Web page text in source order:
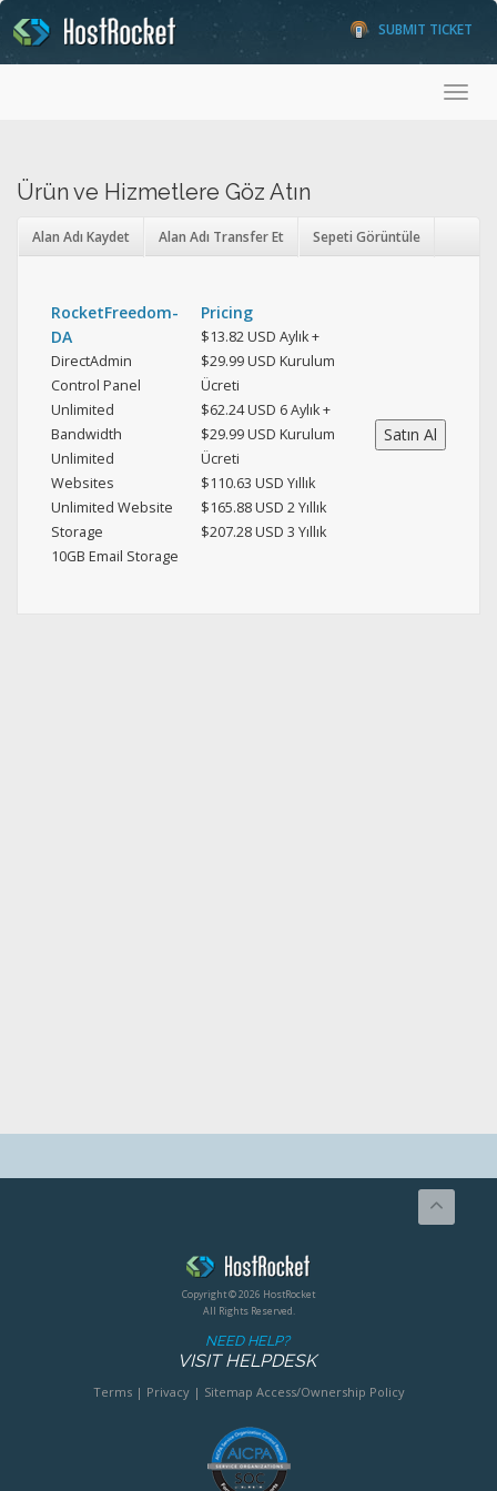
SUBMIT TICKET
Ürün ve Hizmetlere Göz Atın
Alan Adı Kaydet Alan Adı Transfer Et Sepeti Görüntüle
RocketFreedom-
DA
DirectAdmin
Control Panel
Unlimited
Bandwidth
Unlimited
Websites
Unlimited Website
Storage
10GB Email Storage
Pricing
$13.82 USD Aylık +
$29.99 USD Kurulum
Ücreti
$62.24 USD 6 Aylık +
$29.99 USD Kurulum
Ücreti
$110.63 USD Yıllık
$165.88 USD 2 Yıllık
$207.28 USD 3 Yıllık
Copyright © 2026 HostRocket
All Rights Reserved.
NEED HELP?
VISIT HELPDESK
Terms| Privacy| Sitemap Access/Ownership Policy